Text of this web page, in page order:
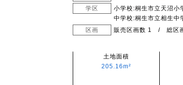
学区
小学校:桐生市立天沼小
中学校:桐生市立相生中
区画 販売区画数 1 / 総区
土地面積
205.16m²